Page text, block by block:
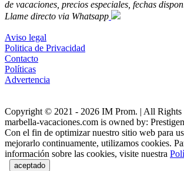
de vacaciones, precios especiales, fechas
Llame directo via Whatsapp
Aviso legal
Politica de Privacidad
Contacto
Políticas
Advertencia
Copyright © 2021 - 2026 IM Prom. | All Rights
marbella-vacaciones.com is owned by:
Con el fin de optimizar nuestro sitio web para
mejorarlo continuamente, utilizamos cookies.
información sobre las cookies, visite nuestra